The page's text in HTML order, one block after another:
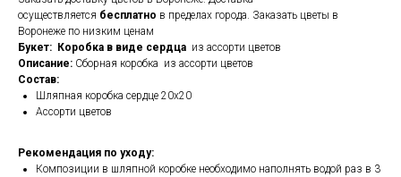
осуществляется бесплатно в пределах города. Заказать цветы в
Воронеже по низким ценам
Букет: Коробка в виде сердца из ассорти цветов
Описание: Сборная коробка из ассорти цветов
Состав:
Шляпная коробка сердце 20x20
Ассорти цветов
Рекомендация по уходу:
Композиции в шляпной коробке необходимо наполнять водой раз в 3